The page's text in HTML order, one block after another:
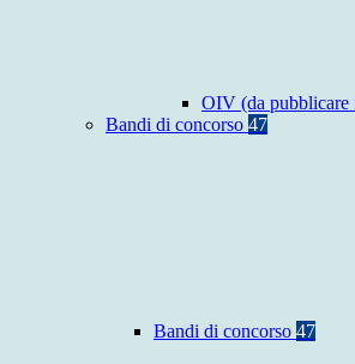
OIV (da pubblicare
Bandi di concorso 47
Bandi di concorso 47